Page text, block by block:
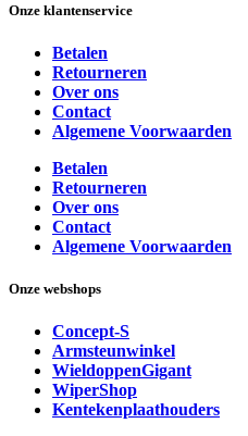
Onze klantenservice
Betalen
Retourneren
Over ons
Contact
Algemene Voorwaarden
Betalen
Retourneren
Over ons
Contact
Algemene Voorwaarden
Onze webshops
Concept-S
Armsteunwinkel
WieldoppenGigant
WiperShop
Kentekenplaathouders